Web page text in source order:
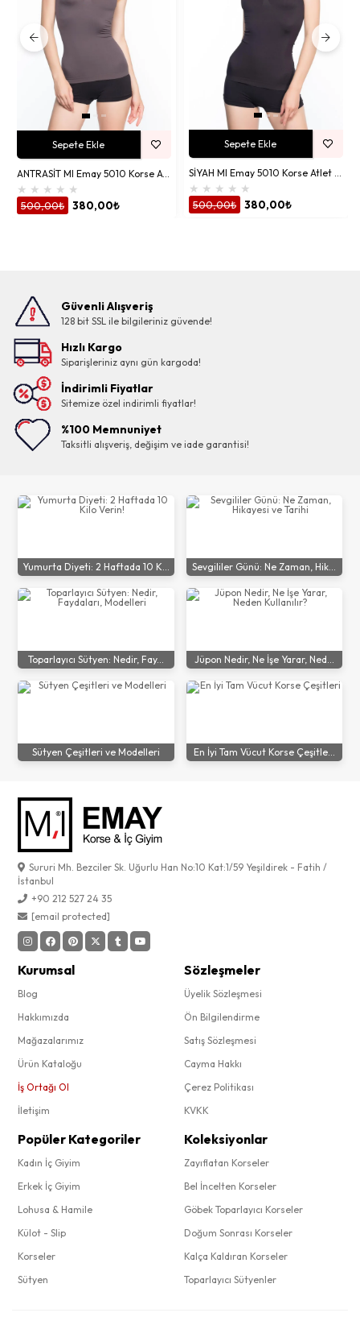
★ ★ ★ ★ ★
380,00₺
500,00₺
Sepete Ekle
SİYAH MI Emay 5010 Korse Atlet Korse
★ ★ ★ ★ ★
380,00₺
500,00₺
Sepete Ekle
Güvenli Alışveriş
128 bit SSL ile bilgileriniz güvende!
Hızlı Kargo
Siparişleriniz aynı gün kargoda!
İndirimli Fiyatlar
Sitemize özel indirimli fiyatlar!
%100 Memnuniyet
Taksitli alışveriş, değişim ve iade garantisi!
Yumurta Diyeti: 2 Haftada 10 K... Sevgililer Günü: Ne Zaman, Hik...
Toparlayıcı Sütyen: Nedir, Fay... Jüpon Nedir, Ne İşe Yarar, Ned...
Sütyen Çeşitleri ve Modelleri En İyi Tam Vücut Korse Çeşitle...
Sururi Mh. Bezciler Sk. Uğurlu Han No:10 Kat:1/59 Yeşildirek - Fatih /
İstanbul
+90 212 527 24 35
[email protected]
Kurumsal
Blog
Hakkımızda
Mağazalarımız
Ürün Kataloğu
İş Ortağı Ol
İletişim
Sözleşmeler
Üyelik Sözleşmesi
Ön Bilgilendirme
Satış Sözleşmesi
Cayma Hakkı
Çerez Politikası
KVKK
Popüler Kategoriler
Kadın İç Giyim
Erkek İç Giyim
Lohusa & Hamile
Külot - Slip
Korseler
Sütyen
Koleksiyonlar
Zayıflatan Korseler
Bel İncelten Korseler
Göbek Toparlayıcı Korseler
Doğum Sonrası Korseler
Kalça Kaldıran Korseler
Toparlayıcı Sütyenler